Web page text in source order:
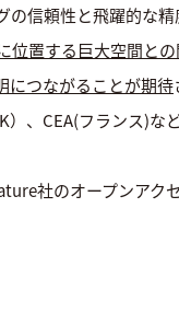
信頼性と飛躍的な精
置する巨大空間と
につながることが期待
、CEA(フランス)な
社のオープンアク